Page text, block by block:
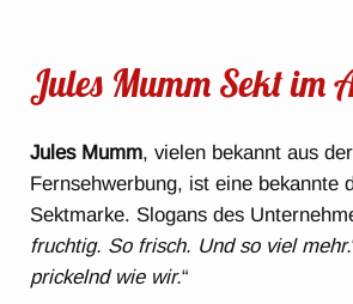
Jules Mumm Sekt im
Jules Mumm, vielen bekannt aus der
Fernsehwerbung, ist eine bekannte
Sektmarke. Slogans des
fruchtig. So frisch. Und so viel mehr.
prickelnd wie wir.“